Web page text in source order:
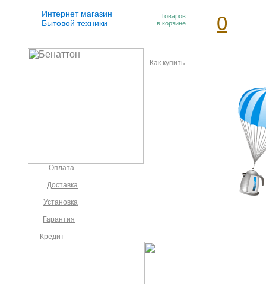
Интернет магазин
Бытовой техники
Товаров
в корзине
0
Как купить
Оплата
Доставка
Установка
Гарантия
Кредит